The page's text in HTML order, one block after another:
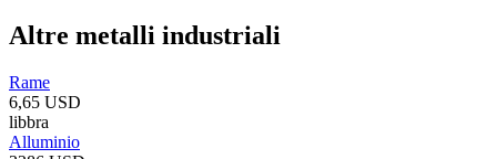
Altre metalli industriali
Rame
6,65 USD
libbra
Alluminio